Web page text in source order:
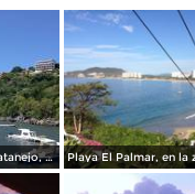
La Bahía de Zihuatanejo, Guerrero. Agosto/2018